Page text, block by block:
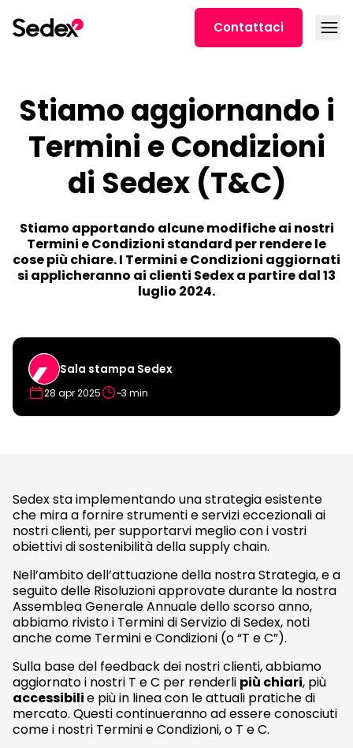
Contattaci
Stiamo aggiornando i
Termini e Condizioni
di Sedex (T&C)
Stiamo apportando alcune modifiche ai nostri
Termini e Condizioni standard per rendere le
cose più chiare. I Termini e Condizioni aggiornati
si applicheranno ai clienti Sedex a partire dal 13
luglio 2024.
Sala stampa Sedex
28 apr 2025 ~3 min
Sedex sta implementando una strategia esistente
che mira a fornire strumenti e servizi eccezionali ai
nostri clienti, per supportarvi meglio con i vostri
obiettivi di sostenibilità della supply chain.
Nell’ambito dell’attuazione della nostra Strategia, e a
seguito delle Risoluzioni approvate durante la nostra
Assemblea Generale Annuale dello scorso anno,
abbiamo rivisto i Termini di Servizio di Sedex, noti
anche come Termini e Condizioni (o “T e C”).
Sulla base del feedback dei nostri clienti, abbiamo
aggiornato i nostri T e C per renderli più chiari, più
accessibilie più in linea con le attuali pratiche di
mercato. Questi continueranno ad essere conosciuti
come i nostri Termini e Condizioni, o T e C.